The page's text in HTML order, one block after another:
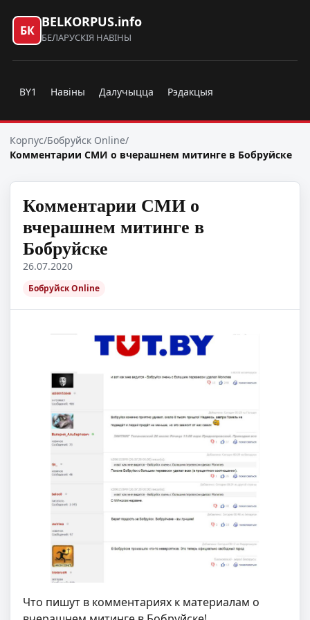
БК
BELKORPUS.info
БЕЛАРУСКІЯ НАВІНЫ
BY1 Навіны Далучыцца Рэдакцыя
Корпус/Бобруйск Online/
Комментарии СМИ о вчерашнем митинге в Бобруйске
Комментарии СМИ о
вчерашнем митинге в
Бобруйске
26.07.2020
Бобруйск Online
Что пишут в комментариях к материалам о